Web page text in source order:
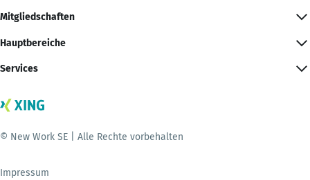
Mitgliedschaften
Hauptbereiche
Services
© New Work SE | Alle Rechte vorbehalten
Impressum